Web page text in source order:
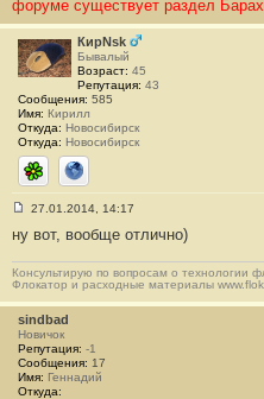
7
форуме существует раздел
КирNsk
Бывалый
Возраст: 45
Репутация: 43
Сообщения: 585
Имя: Кирилл
Откуда: Новосибирск
Откуда: Новосибирск
ICQ Сайт
о
б
щ
е
н
и
е
#
1
3
8
27.01.2014, 14:17
ну вот, вообще отлично)
Консультирую по вопросам о технологии
Флокатор и расходные материалы
sindbad
Новичок
Репутация: -1
Сообщения: 17
Имя: Геннадий
Откуда: